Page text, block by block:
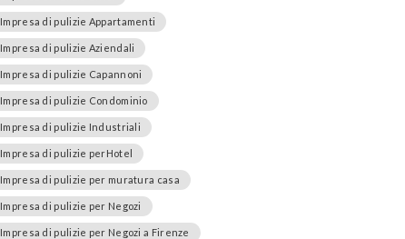
Impresa di pulizie Appartamenti
Impresa di pulizie Aziendali
Impresa di pulizie Capannoni
Impresa di pulizie Condominio
Impresa di pulizie Industriali
Impresa di pulizie perHotel
Impresa di pulizie per muratura casa
Impresa di pulizie per Negozi
Impresa di pulizie per Negozi a Firenze